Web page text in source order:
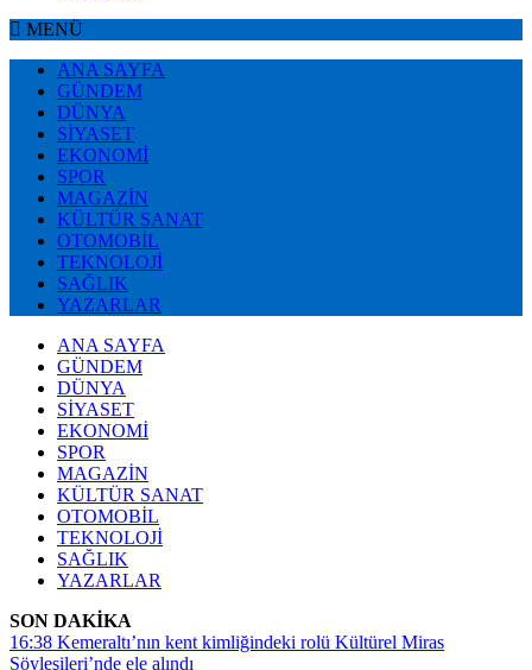
MENÜ
ANA SAYFA
GÜNDEM
DÜNYA
SİYASET
EKONOMİ
SPOR
MAGAZİN
KÜLTÜR SANAT
OTOMOBİL
TEKNOLOJİ
SAĞLIK
YAZARLAR
ANA SAYFA
GÜNDEM
DÜNYA
SİYASET
EKONOMİ
SPOR
MAGAZİN
KÜLTÜR SANAT
OTOMOBİL
TEKNOLOJİ
SAĞLIK
YAZARLAR
SON DAKİKA
16:38 Kemeraltı’nın kent kimliğindeki rolü Kültürel Miras
Söyleşileri’nde ele alındı